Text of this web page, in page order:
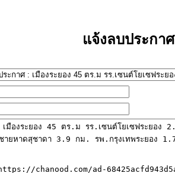
แจ้งลบประกาศ